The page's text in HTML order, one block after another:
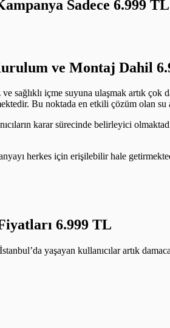
Sadece 6.999
ve Montaj Dahil
sağlıklı içme suyuna ulaşmak artık
Bu noktada en etkili çözüm olan
karar sürecinde belirleyici
herkes için erişilebilir hale
6.999 TL
yaşayan kullanıcılar artık